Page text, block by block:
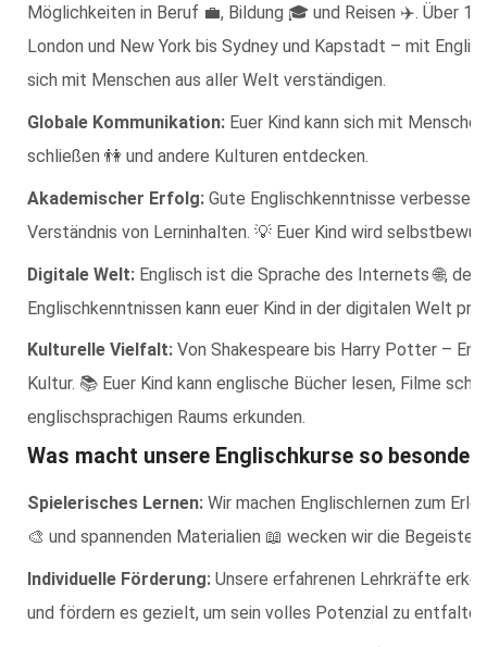
Möglichkeiten in Beruf 💼, Bildung 🎓 und Reisen ✈️. Über
London und New York bis Sydney und Kapstadt – mit
sich mit Menschen aus aller Welt verständigen.
Globale Kommunikation: Euer Kind kann sich mit
schließen 👫 und andere Kulturen entdecken.
Akademischer Erfolg: Gute Englischkenntnisse
Verständnis von Lerninhalten. 💡 Euer Kind wird
Digitale Welt: Englisch ist die Sprache des Internets 🌐,
Englischkenntnissen kann euer Kind in der digitalen Welt
Kulturelle Vielfalt: Von Shakespeare bis Harry Potter –
Kultur. 📚 Euer Kind kann englische Bücher lesen, Filme
englischsprachigen Raums erkunden.
Was macht unsere Englischkurse so
Spielerisches Lernen: Wir machen Englischlernen zum
🎨 und spannenden Materialien 📖 wecken wir die
Individuelle Förderung: Unsere erfahrenen Lehrkräfte
und fördern es gezielt, um sein volles Potenzial zu